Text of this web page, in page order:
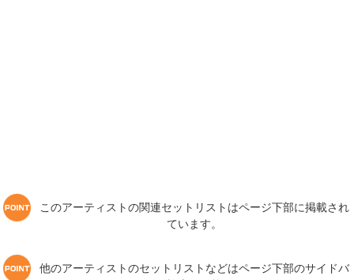
このアーティストの関連セットリストはページ下部に掲載され
ています。
他のアーティストのセットリストなどはページ下部のサイドバ